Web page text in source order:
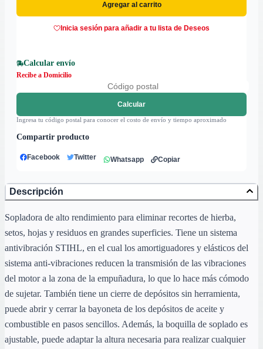
Agregar al carrito
Inicia sesión para añadir a tu lista de Deseos
Calcular envío
Recibe a Domicilio
Calcular
Ingresa tu código postal para conocer el costo de envío y tiempo aproximado
Compartir producto
Facebook Twitter Whatsapp Copiar
Descripción
Sopladora de alto rendimiento para eliminar recortes de hierba,
setos, hojas y residuos en grandes superficies. Tiene un sistema
antivibración STIHL, en el cual los amortiguadores y elásticos del
sistema anti-vibraciones reducen la transmisión de las vibraciones
del motor a la zona de la empuñadura, lo que lo hace más cómodo
de sujetar. También tiene un cierre de depósitos sin herramienta,
puede abrir y cerrar la bayoneta de los depósitos de aceite y
combustible en pasos sencillos. Además, la boquilla de soplado es
ajustable, puede adaptar la altura necesaria para realizar cualquier